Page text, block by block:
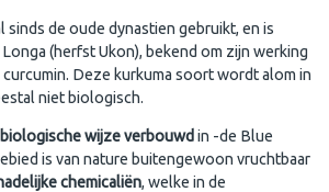
sinds de oude dynastien gebruikt, en is
Longa (herfst Ukon), bekend om zijn werking
Deze kurkuma soort wordt alom in
niet biologisch.
wijze verbouwdin -de Blue
is van nature buitengewoon vruchtbaar
chemicaliën, welke in de